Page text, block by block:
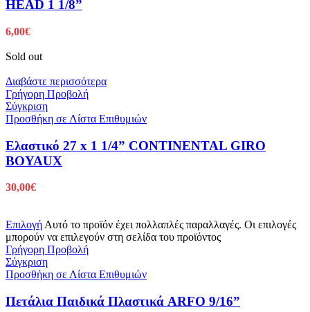
HEAD 1 1/8”
6,00€
Sold out
Διαβάστε περισσότερα
Γρήγορη Προβολή
Σύγκριση
Προσθήκη σε Λίστα Επιθυμιών
Ελαστικό 27 x 1 1/4” CONTINENTAL GIRO
BOYAUX
30,00€
ΕπιλογήΑυτό το προϊόν έχει πολλαπλές παραλλαγές. Οι επιλογές
μπορούν να επιλεγούν στη σελίδα του προϊόντος
Γρήγορη Προβολή
Σύγκριση
Προσθήκη σε Λίστα Επιθυμιών
Πετάλια Παιδικά Πλαστικά ARFO 9/16”